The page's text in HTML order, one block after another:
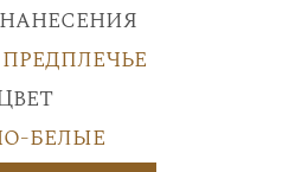
белые